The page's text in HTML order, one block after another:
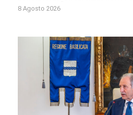
8 Agosto 2026